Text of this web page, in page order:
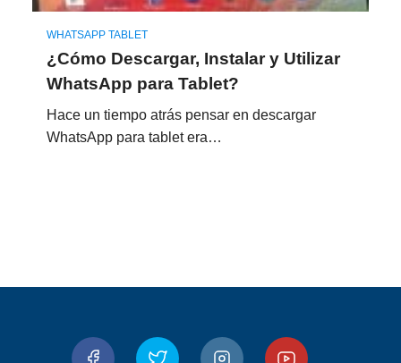
WHATSAPP TABLET
¿Cómo Descargar, Instalar y Utilizar
WhatsApp para Tablet?
Hace un tiempo atrás pensar en descargar
WhatsApp para tablet era…